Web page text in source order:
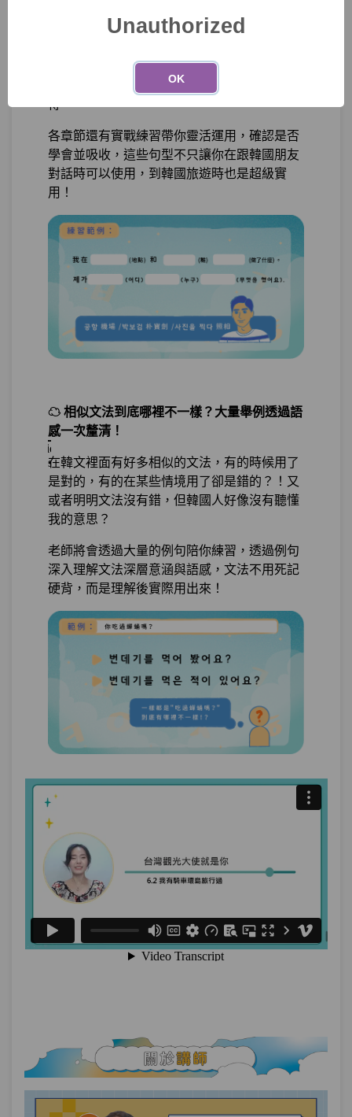
什麼是敬語？什麼時候使用
主體敬語法-(으)시-
單元3 敬語語彙 12:37
單元4 주다 給的兩種尊敬表現
測驗2 隨堂小考18
第22章： 如果你想考Topik韓檢，你需要...？
單元2 格式體 命令建議、共動句
單元1 ㄷ不規則
單元2 ㅂ不規則 22:06
單元3 ㄹ不規則 22:04
擬台灣人跟韓國人交談的情境話題
子的共同點，理解句型文法後學習常用單字並
代入進行活用練習，句型和字彙量提升一舉兩
得。
各章節還有實戰練習帶你靈活運用，確認是否
學會並吸收，這些句型不只讓你在跟韓國朋友
對話時可以使用，到韓國旅遊時也是超級實
用！
☁ 相似文法到底哪裡不一樣？大量舉例透過語
感一次釐清！
在韓文裡面有好多相似的文法，有的時候用了
是對的，有的在某些情境用了卻是錯的？！又
或者明明文法沒有錯，但韓國人好像沒有聽懂
我的意思？
老師將會透過大量的例句陪你練習，透過例句
深入理解文法深層意涵與語感，文法不用死記
硬背，而是理解後實際用出來！
Unauthorized
OK